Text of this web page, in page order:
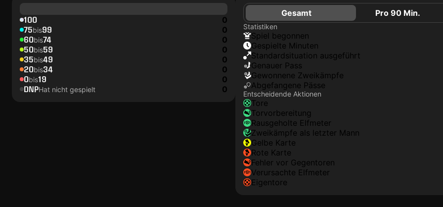
100 0
75bis99 0
60bis74 0
50bis59 0
35bis49 0
20bis34 0
0bis19 0
DNPHat nicht gespielt 0
Gesamt Pro 90 Min.
Statistiken
Spiel begonnen
Gespielte Minuten
Standardsituation ausgeführt
genauer Pass
Gewonnene Zweikämpfe
Abgefangene Pässe
Entscheidende Aktionen
Tore
Torvorbereitung
rausgeholte Elfmeter
Zweikämpfe als letzter Mann
gelbe Karte
rote Karte
Fehler vor Gegentoren
Verursachte Elfmeter
Eigentore